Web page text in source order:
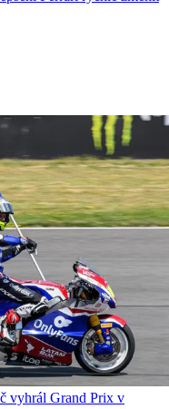
vyhrál Grand Prix v